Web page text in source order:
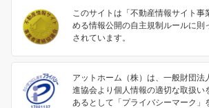
このサイトは「不動産情報サイト事
める情報公開の自主規制ルールに則
されています。
アットホーム（株）は、一般財団法
進協会より個人情報の適切な取扱い
あるとして「プライバシーマーク」